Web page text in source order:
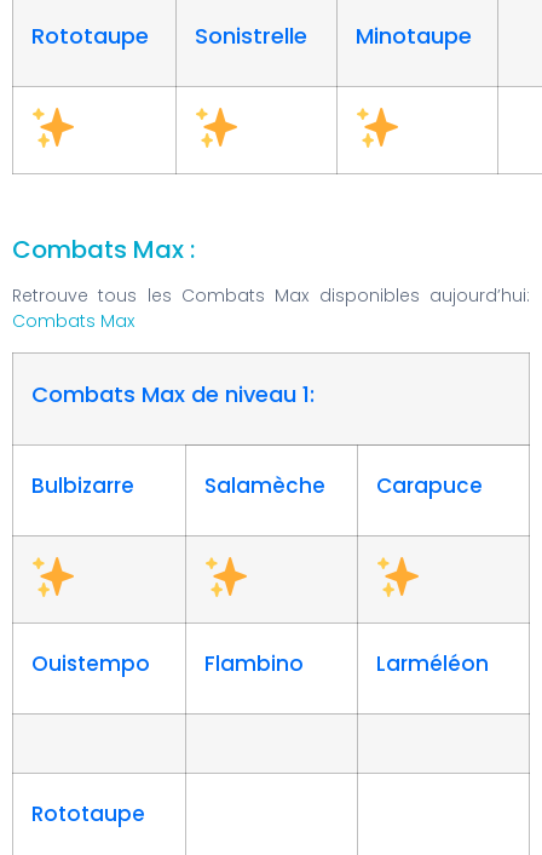
Rototaupe Sonistrelle Minotaupe
Combats Max :
Retrouve tous les Combats Max disponibles aujourd’hui:
Combats Max
Combats Max de niveau 1:
Bulbizarre Salamèche Carapuce
Ouistempo Flambino Larméléon
Rototaupe